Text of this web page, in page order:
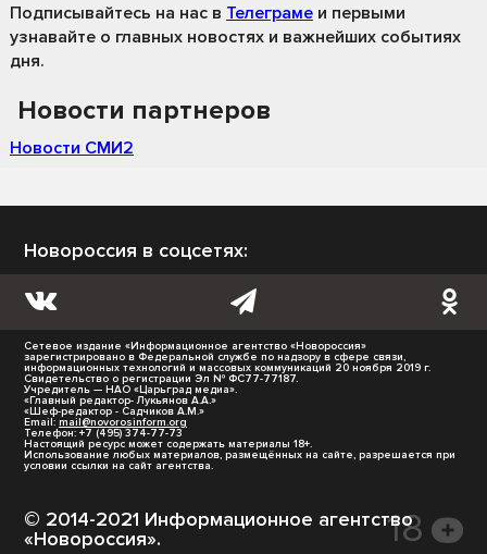
Подписывайтесь на нас в Телеграме и первыми
узнавайте о главных новостях и важнейших событиях
дня.
Новости партнеров
Новости СМИ2
Новороссия в соцсетях:
Сетевое издание «Информационное агентство «Новороссия»
зарегистрировано в Федеральной службе по надзору в сфере связи,
информационных технологий и массовых коммуникаций 20 ноября 2019 г.
Свидетельство о регистрации Эл № ФС77-77187.
Учредитель — НАО «Царьград медиа».
«Главный редактор- Лукьянов А.А.»
«Шеф-редактор - Садчиков А.М.»
Email: mail@novorosinform.org
Телефон: +7 (495) 374-77-73
Настоящий ресурс может содержать материалы 18+.
Использование любых материалов, размещённых на сайте, разрешается при
условии ссылки на сайт агентства.
© 2014-2021 Информационное агентство
«Новороссия».